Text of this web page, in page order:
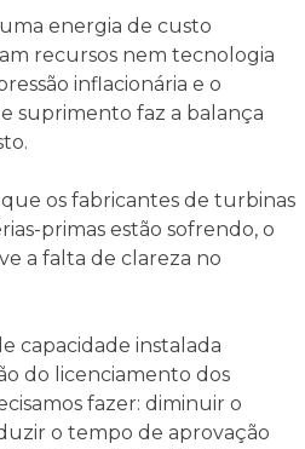
energia de custo
recursos nem tecnologia
inflacionária e o
suprimento faz a balança
os fabricantes de turbinas
primas estão sofrendo, o
a falta de clareza no
capacidade instalada
do licenciamento dos
fazer: diminuir o
o tempo de aprovação